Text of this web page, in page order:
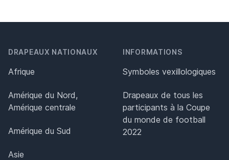
DRAPEAUX NATIONAUX
Afrique
Amérique du Nord,
Amérique centrale
Amérique du Sud
Asie
INFORMATIONS
Symboles vexillologiques
Drapeaux de tous les
participants à la Coupe
du monde de football
2022